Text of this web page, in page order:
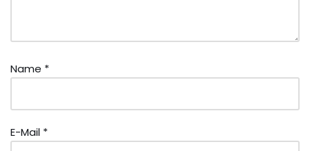
Name *
E-Mail *